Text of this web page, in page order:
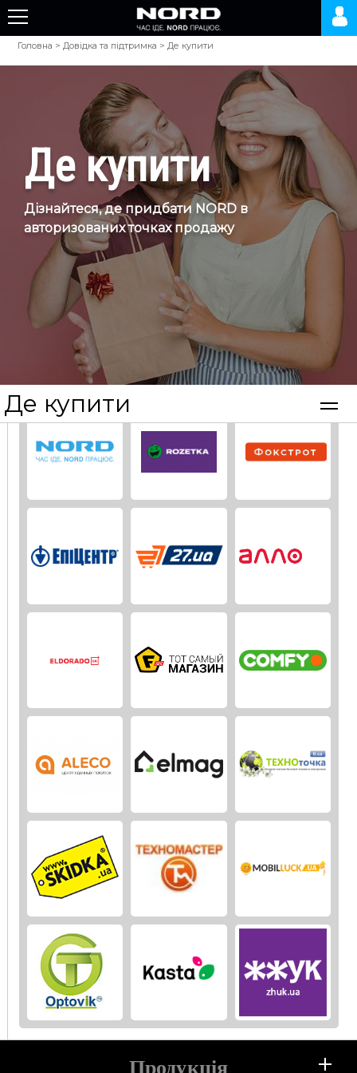
Головна >Довідка та підтримка >Де купити
Де купити
Дізнайтеся, де придбати NORD в
авторизованих точках продажу
Де купити
Продукція